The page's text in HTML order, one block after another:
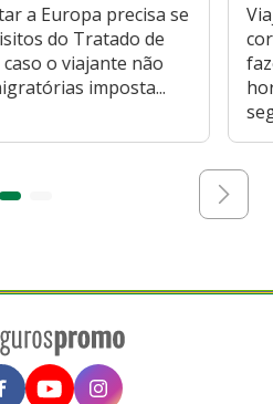
a Europa precisa se
do Tratado de
o viajante não
imposta...